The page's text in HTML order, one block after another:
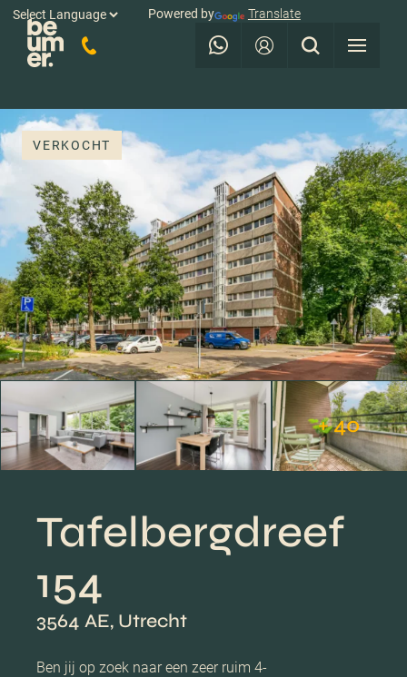
Powered by Translate
VERKOCHT
+ 40
Tafelbergdreef
154
3564 AE, Utrecht
Ben jij op zoek naar een zeer ruim 4-